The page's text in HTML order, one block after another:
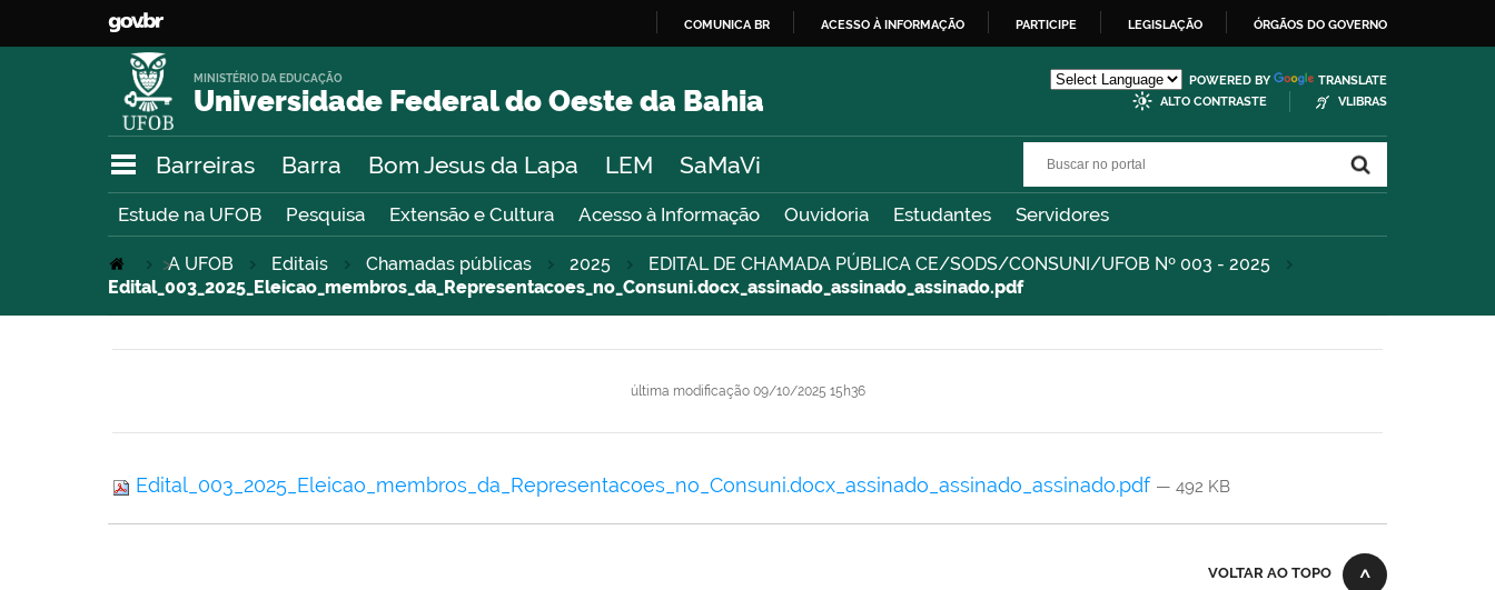
O
COMUNICA BR ACESSO À INFORMAÇÃO PARTICIPE LEGISLAÇÃO ÓRGÃOS DO GOVERNO
Universidade Federal do Oeste da Bahia
MINISTÉRIO DA EDUCAÇÃO POWERED BY
TRANSLATE
ALTO CONTRASTE
VLIBRAS
Barreiras Barra Bom Jesus da Lapa LEM SaMaVi
Estude na UFOB Pesquisa Extensão e Cultura Acesso à Informação Ouvidoria Estudantes Servidores
A UFOB Editais Chamadas públicas 2025 EDITAL DE CHAMADA PÚBLICA CE/SODS/CONSUNI/UFOB Nº 003 - 2025
>
Edital_003_2025_Eleicao_membros_da_Representacoes_no_Consuni.docx_assinado_assinado_assinado.pdf
última modificação09/10/2025 15h36
Edital_003_2025_Eleicao_membros_da_Representacoes_no_Consuni.docx_assinado_assinado_assinado.pdf — 492 KB
VOLTAR AO TOPO